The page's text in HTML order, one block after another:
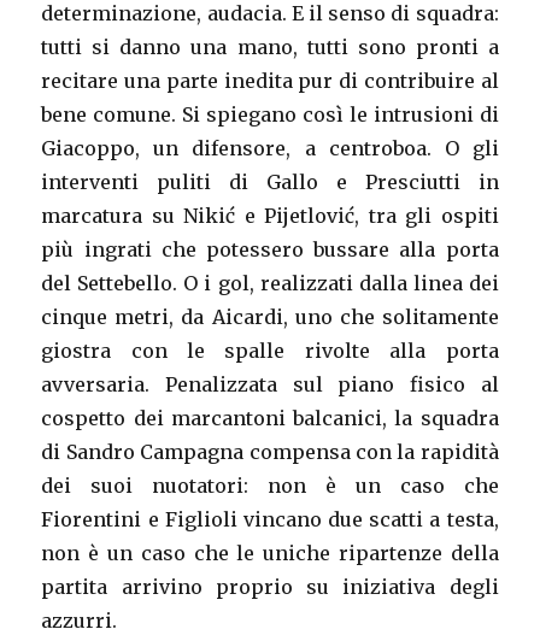
determinazione, audacia. E il senso di squadra:
tutti si danno una mano, tutti sono pronti a
recitare una parte inedita pur di contribuire al
bene comune. Si spiegano così le intrusioni di
Giacoppo, un difensore, a centroboa. O gli
interventi puliti di Gallo e Presciutti in
marcatura su Nikić e Pijetlović, tra gli ospiti
più ingrati che potessero bussare alla porta
del Settebello. O i gol, realizzati dalla linea dei
cinque metri, da Aicardi, uno che solitamente
giostra con le spalle rivolte alla porta
avversaria. Penalizzata sul piano fisico al
cospetto dei marcantoni balcanici, la squadra
di Sandro Campagna compensa con la rapidità
dei suoi nuotatori: non è un caso che
Fiorentini e Figlioli vincano due scatti a testa,
non è un caso che le uniche ripartenze della
partita arrivino proprio su iniziativa degli
azzurri.